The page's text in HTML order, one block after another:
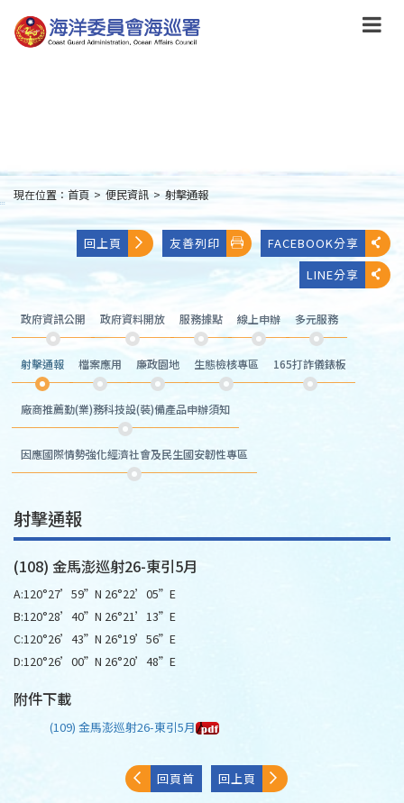
到
主
:::
現在位置： 首頁 > 便民資訊 > 射擊通報
回上頁 友善列印
FACEBOOK分享
LINE分享
政府資訊公開 政府資料開放 服務據點 線上申辦 多元服務
射擊通報 檔案應用 廉政園地 生態檢核專區 165打詐儀錶板
廠商推薦勤(業)務科技設(裝)備產品申辦須知
因應國際情勢強化經濟社會及民生國安韌性專區
射擊通報
(108) 金馬澎巡射26-東引5月
A:120°27’59”N 26°22’05”E
B:120°28’40”N 26°21’13”E
C:120°26’43”N 26°19’56”E
D:120°26’00”N 26°20’48”E
附件下載
(109) 金馬澎巡射26-東引5月
回頁首 回上頁